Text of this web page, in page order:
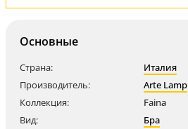
Основные
Страна:
Италия
Производитель:
Arte Lamp
Коллекция:
Faina
Вид:
Бра